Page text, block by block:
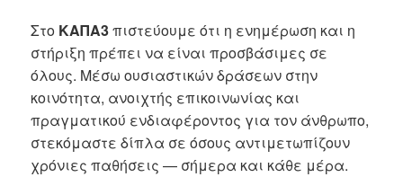
Στο ΚΑΠΑ3πιστεύουμε ότι η ενημέρωση και η
στήριξη πρέπει να είναι προσβάσιμες σε
όλους. Μέσω ουσιαστικών δράσεων στην
κοινότητα, ανοιχτής επικοινωνίας και
πραγματικού ενδιαφέροντος για τον άνθρωπο,
στεκόμαστε δίπλα σε όσους αντιμετωπίζουν
χρόνιες παθήσεις — σήμερα και κάθε μέρα.